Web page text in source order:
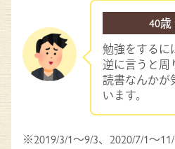
40
勉強をするに
逆に言うと周
読書なんかが
います。
2019/3/1～9/3、2020/7/1～